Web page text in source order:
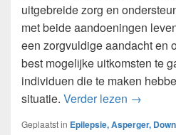
uitgebreide zorg en
met beide aandoeningen
een zorgvuldige aandacht en
best mogelijke uitkomsten te
individuen die te maken
situatie. Verder lezen – De
→
Geplaatst in Epilepsie, Asperger,